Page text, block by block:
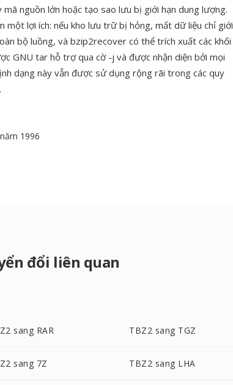
mã nguồn lớn hoặc tạo sao lưu bị giới hạn dung lượng.
một lợi ích: nếu kho lưu trữ bị hỏng, mất dữ liệu chỉ giới
bộ luồng, và bzip2recover có thể trích xuất các khối
GNU tar hỗ trợ qua cờ -j và được nhận diện bởi mọi
dạng này vẫn được sử dụng rộng rãi trong các quy
1996
đổi liên quan
sang RAR TBZ2 sang TGZ
sang 7Z TBZ2 sang LHA